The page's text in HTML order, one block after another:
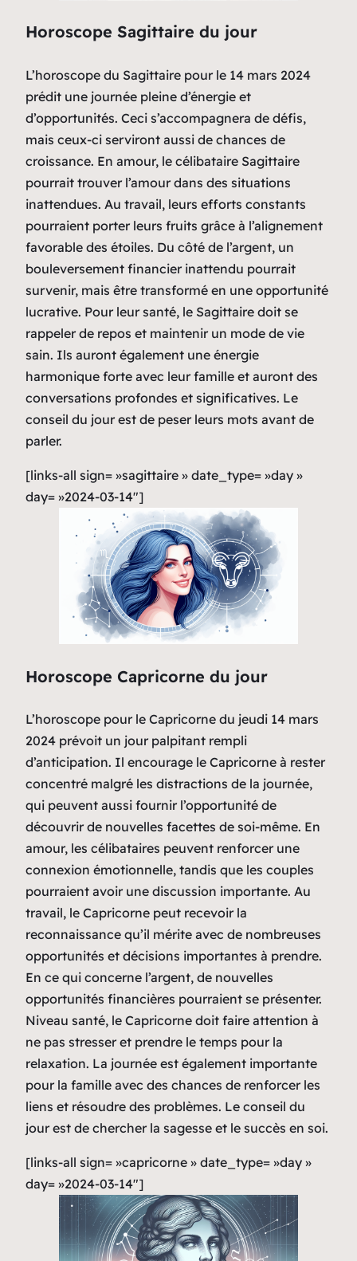
Horoscope Sagittaire du jour
L’horoscope du Sagittaire pour le 14 mars 2024
prédit une journée pleine d’énergie et
d’opportunités. Ceci s’accompagnera de défis,
mais ceux-ci serviront aussi de chances de
croissance. En amour, le célibataire Sagittaire
pourrait trouver l’amour dans des situations
inattendues. Au travail, leurs efforts constants
pourraient porter leurs fruits grâce à l’alignement
favorable des étoiles. Du côté de l’argent, un
bouleversement financier inattendu pourrait
survenir, mais être transformé en une opportunité
lucrative. Pour leur santé, le Sagittaire doit se
rappeler de repos et maintenir un mode de vie
sain. Ils auront également une énergie
harmonique forte avec leur famille et auront des
conversations profondes et significatives. Le
conseil du jour est de peser leurs mots avant de
parler.
[links-all sign= »sagittaire » date_type= »day »
day= »2024-03-14″]
Horoscope Capricorne du jour
L’horoscope pour le Capricorne du jeudi 14 mars
2024 prévoit un jour palpitant rempli
d’anticipation. Il encourage le Capricorne à rester
concentré malgré les distractions de la journée,
qui peuvent aussi fournir l’opportunité de
découvrir de nouvelles facettes de soi-même. En
amour, les célibataires peuvent renforcer une
connexion émotionnelle, tandis que les couples
pourraient avoir une discussion importante. Au
travail, le Capricorne peut recevoir la
reconnaissance qu’il mérite avec de nombreuses
opportunités et décisions importantes à prendre.
En ce qui concerne l’argent, de nouvelles
opportunités financières pourraient se présenter.
Niveau santé, le Capricorne doit faire attention à
ne pas stresser et prendre le temps pour la
relaxation. La journée est également importante
pour la famille avec des chances de renforcer les
liens et résoudre des problèmes. Le conseil du
jour est de chercher la sagesse et le succès en soi.
[links-all sign= »capricorne » date_type= »day »
day= »2024-03-14″]